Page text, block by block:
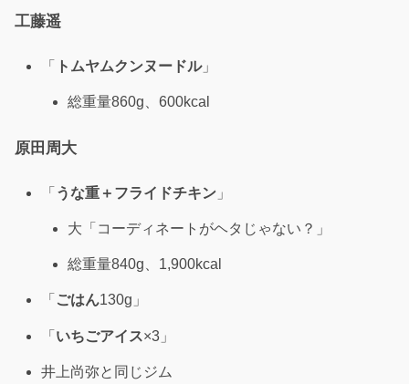
工藤遥
「 トムヤムクンヌードル」
総重量860g、600kcal
原田周大
「 うな重＋フライドチキン 」
大「コーディネートがヘタじゃない？」
総重量840g、1,900kcal
「 ごはん130g」
「 いちごアイス×3」
井上尚弥と同じジム